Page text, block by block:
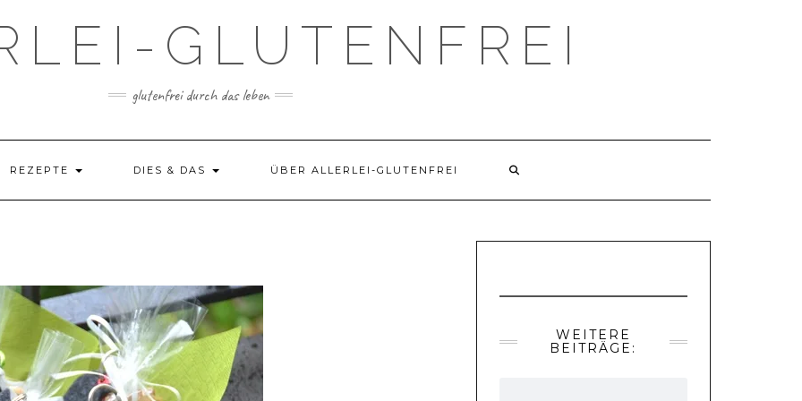
GLUTENFREI
glutenfrei durch das leben
REZEPTE DIES & DAS ÜBER ALLERLEI-GLUTENFREI
WEITERE
BEITRÄGE: